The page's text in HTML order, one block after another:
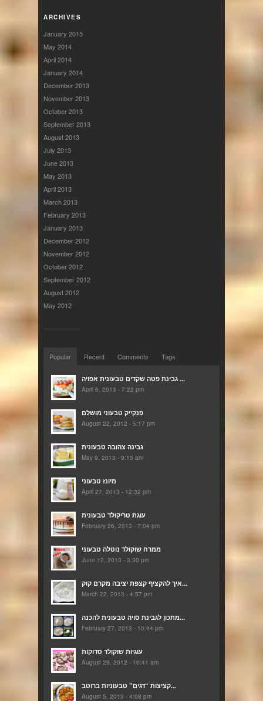
ARCHIVES
January 2015
May 2014
April 2014
January 2014
December 2013
November 2013
October 2013
September 2013
August 2013
July 2013
June 2013
May 2013
April 2013
March 2013
February 2013
January 2013
December 2012
November 2012
October 2012
September 2012
August 2012
May 2012
Popular Recent Comments Tags
גבינת פטה שקדים טבעונית אפויה ...
April 6, 2013 - 7:22 pm
פנקייק טבעוני מושלם
August 22, 2012 - 5:17 pm
גבינה צהובה טבעונית
May 9, 2013 - 9:15 am
מיונז טבעוני
April 27, 2013 - 12:32 pm
עוגת טריקולד טבעונית
February 26, 2013 - 7:04 pm
ממרח שוקולד נוטלה טבעוני
June 12, 2013 - 3:30 pm
איך להקציף קצפת יציבה מקרם קוק...
March 22, 2013 - 4:57 pm
מתכון לגבינת סויה טבעונית להכנה...
February 27, 2013 - 10:44 pm
עוגיות שוקולד סדוקות
August 29, 2012 - 10:41 am
קציצות “דגים” טבעוניות ברוטב...
August 5, 2013 - 4:08 pm